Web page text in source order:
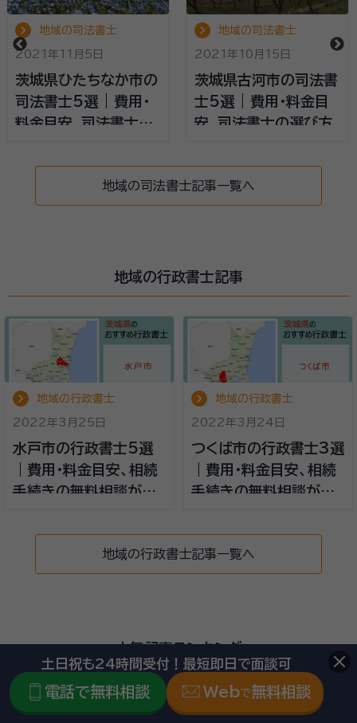
地域の司法書士
2021年11月5日
茨城県ひたちなか市の
司法書士5選 | 費用・
料金目安、司法書士の
地域の司法書士
2021年10月15日
茨城県古河市の司法書
士5選 | 費用・料金目
安、司法書士の選び方
地域の司法書士記事一覧へ
地域の行政書士記事
地域の行政書士
2022年3月25日
水戸市の行政書士5選
｜費用・料金目安、相続
手続きの無料相談がで
地域の行政書士
2022年3月24日
つくば市の行政書士3選
｜費用・料金目安、相続
手続きの無料相談がで
地域の行政書士記事一覧へ
人気記事ランキング
自筆証書遺言の正しい書き方と文例。無効にならないポイ
ント、要件と法改正【行政書士監修】
土日祝も24時間受付！最短即日で面談可
電話で無料相談 Webで無料相談